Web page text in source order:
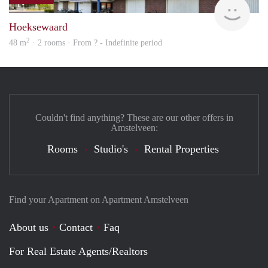
Hoeksewaard
48 m2 · 2 rooms · From ? - Indefinite period
Find your Apartment on Apartment Amstelveen
About us Contact
Faq
For Real Estate Agents/Realtors
Couldn't find anything? These are our other offers in
Amstelveen:
Rooms Studio's Rental Properties